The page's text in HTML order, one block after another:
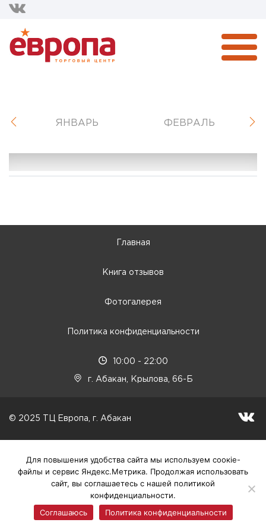
ЯНВАРЬ ФЕВРАЛЬ
Главная
Книга отзывов
Фотогалерея
Политика конфиденциальности
10:00 - 22:00
г. Абакан, Крылова, 66-Б
© 2025 ТЦ Европа, г. Абакан
Для повышения удобства сайта мы используем соокіе-
файлы и сервис Яндекс.Метрика. Продолжая использовать
сайт, вы соглашаетесь с нашей политикой
конфиденциальности.
Соглашаюсь
Политика конфиденциальности